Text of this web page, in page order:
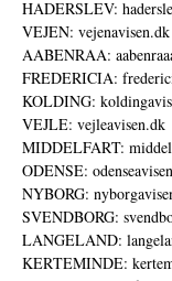
HADERSLEV:
VEJEN: vejenavisen.dk
AABENRAA:
FREDERICIA:
KOLDING:
VEJLE: vejleavisen.dk
MIDDELFART:
ODENSE:
NYBORG:
SVENDBORG:
LANGELAND:
KERTEMINDE: